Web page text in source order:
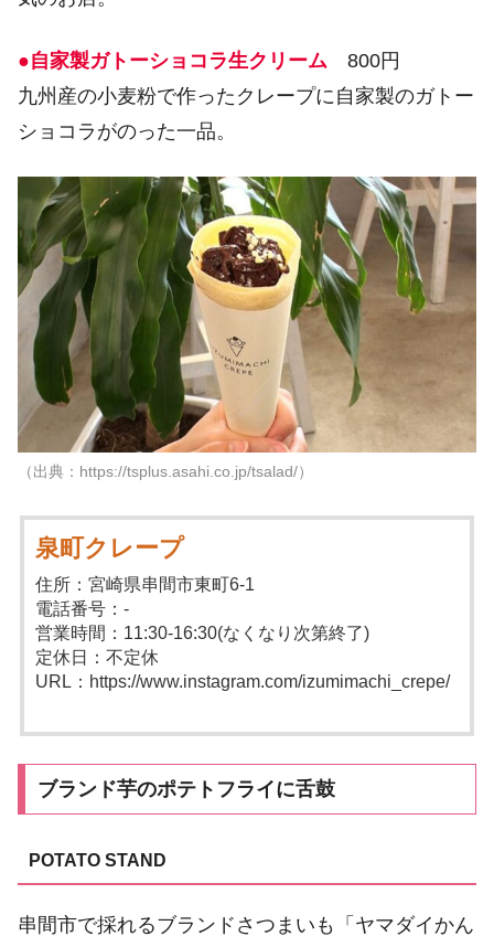
●自家製ガトーショコラ生クリーム 800円
九州産の小麦粉で作ったクレープに自家製のガトー
ショコラがのった一品。
（出典：https://tsplus.asahi.co.jp/tsalad/）
泉町クレープ
住所：宮崎県串間市東町6-1
電話番号：-
営業時間：11:30-16:30(なくなり次第終了)
定休日：不定休
URL：https://www.instagram.com/izumimachi_crepe/
ブランド芋のポテトフライに舌鼓
POTATO STAND
串間市で採れるブランドさつまいも「ヤマダイかん